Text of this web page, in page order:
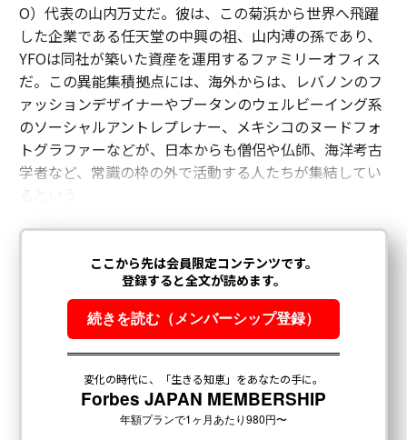
O）代表の山内万丈だ。彼は、この菊浜から世界へ飛躍
した企業である任天堂の中興の祖、山内溥の孫であり、
YFOは同社が築いた資産を運用するファミリーオフィス
だ。この異能集積拠点には、海外からは、レバノンのフ
ァッションデザイナーやブータンのウェルビーイング系
のソーシャルアントレプレナー、メキシコのヌードフォ
トグラファーなどが、日本からも僧侶や仏師、海洋考古
学者など、常識の枠の外で活動する人たちが集結してい